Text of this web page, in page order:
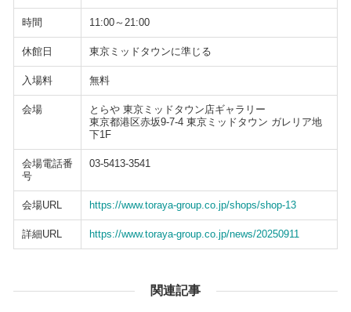
時間 11:00～21:00
休館日 東京ミッドタウンに準じる
入場料 無料
会場
とらや 東京ミッドタウン店ギャラリー
東京都港区赤坂9-7-4 東京ミッドタウン ガレリア地
下1F
会場電話番
号
03-5413-3541
会場URL https://www.toraya-group.co.jp/shops/shop-13
詳細URL https://www.toraya-group.co.jp/news/20250911
関連記事